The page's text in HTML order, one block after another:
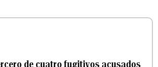
de cuatro fugitivos acusados